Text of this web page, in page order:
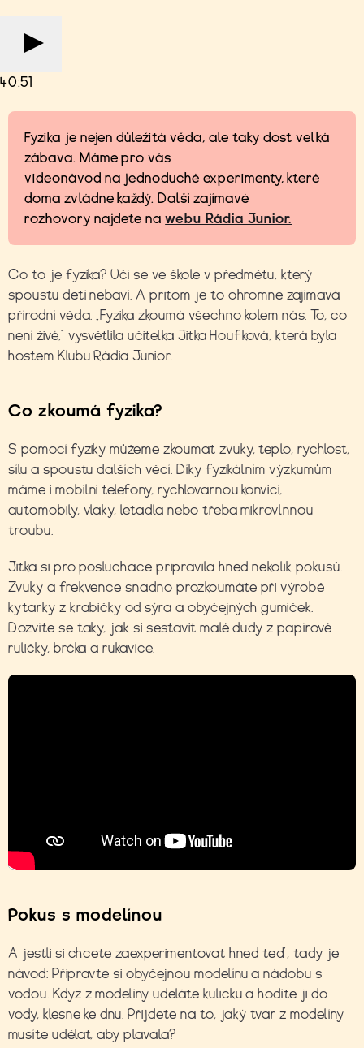
40:51
Fyzika je nejen důležitá věda, ale taky dost velká
zábava. Máme pro vás
videonávod na jednoduché experimenty, které
doma zvládne každý. Další zajímavé
rozhovory najdete nawebu Rádia Junior.
Co to je fyzika? Učí se ve škole v předmětu, který
spoustu dětí nebaví. A přitom je to ohromně zajímavá
přírodní věda. „Fyzika zkoumá všechno kolem nás. To, co
není živé,“ vysvětlila učitelka Jitka Houfková, která byla
hostem Klubu Rádia Junior.
Co zkoumá fyzika?
S pomocí fyziky můžeme zkoumat zvuky, teplo, rychlost,
sílu a spoustu dalších věcí. Díky fyzikálním výzkumům
máme i mobilní telefony, rychlovarnou konvici,
automobily, vlaky, letadla nebo třeba mikrovlnnou
troubu.
Jitka si pro posluchače připravila hned několik pokusů.
Zvuky a frekvence snadno prozkoumáte při výrobě
kytarky z krabičky od sýra a obyčejných gumiček.
Dozvíte se taky, jak si sestavit malé dudy z papírové
ruličky, brčka a rukavice.
Pokus s modelínou
A jestli si chcete zaexperimentovat hned teď, tady je
návod: Připravte si obyčejnou modelínu a nádobu s
vodou. Když z modelíny uděláte kuličku a hodíte ji do
vody, klesne ke dnu. Přijdete na to, jaký tvar z modelíny
musíte udělat, aby plavala?